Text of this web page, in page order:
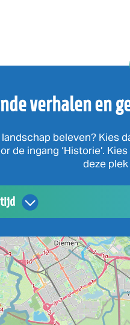
verhalen en
beleven? Kies
de ingang ‘Historie’.
deze